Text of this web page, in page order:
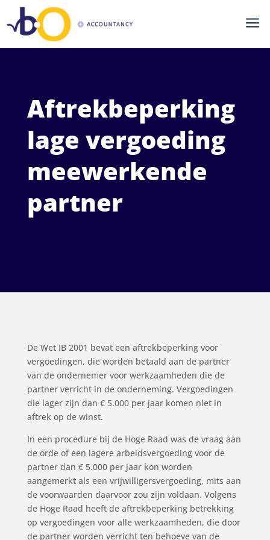
a
Aftrekbeperking
lage vergoeding
meewerkende
partner
De Wet IB 2001 bevat een aftrekbeperking voor
vergoedingen, die worden betaald aan de partner
van de ondernemer voor werkzaamheden die de
partner verricht in de onderneming. Vergoedingen
die lager zijn dan € 5.000 per jaar komen niet in
aftrek op de winst.
In een procedure bij de Hoge Raad was de vraag aan
de orde of een lagere arbeidsvergoeding voor de
partner dan € 5.000 per jaar kon worden
aangemerkt als een vrijwilligersvergoeding, mits aan
de voorwaarden daarvoor zou zijn voldaan. Volgens
de Hoge Raad heeft de aftrekbeperking betrekking
op vergoedingen voor alle werkzaamheden, die door
de partner worden verricht ten behoeve van de